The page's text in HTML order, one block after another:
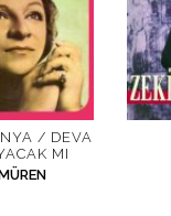
/ DEVA
MI